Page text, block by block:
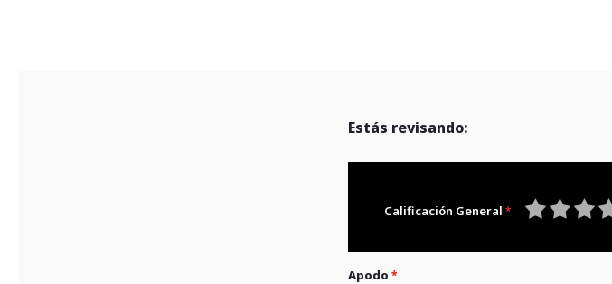
Estás revisando:
Calificación General
Apodo